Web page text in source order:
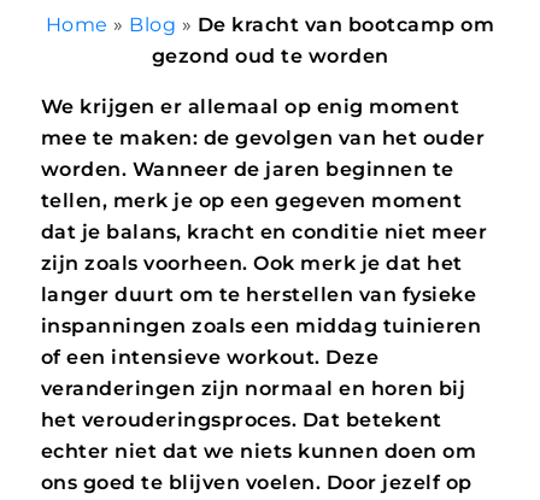
Home » Blog » De kracht van bootcamp om
gezond oud te worden
We krijgen er allemaal op enig moment
mee te maken: de gevolgen van het ouder
worden. Wanneer de jaren beginnen te
tellen, merk je op een gegeven moment
dat je balans, kracht en conditie niet meer
zijn zoals voorheen. Ook merk je dat het
langer duurt om te herstellen van fysieke
inspanningen zoals een middag tuinieren
of een intensieve workout. Deze
veranderingen zijn normaal en horen bij
het verouderingsproces. Dat betekent
echter niet dat we niets kunnen doen om
ons goed te blijven voelen. Door jezelf op